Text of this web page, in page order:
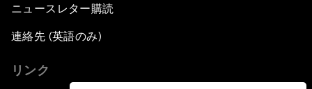
ニュースレター購読
連絡先 (英語のみ)
リンク